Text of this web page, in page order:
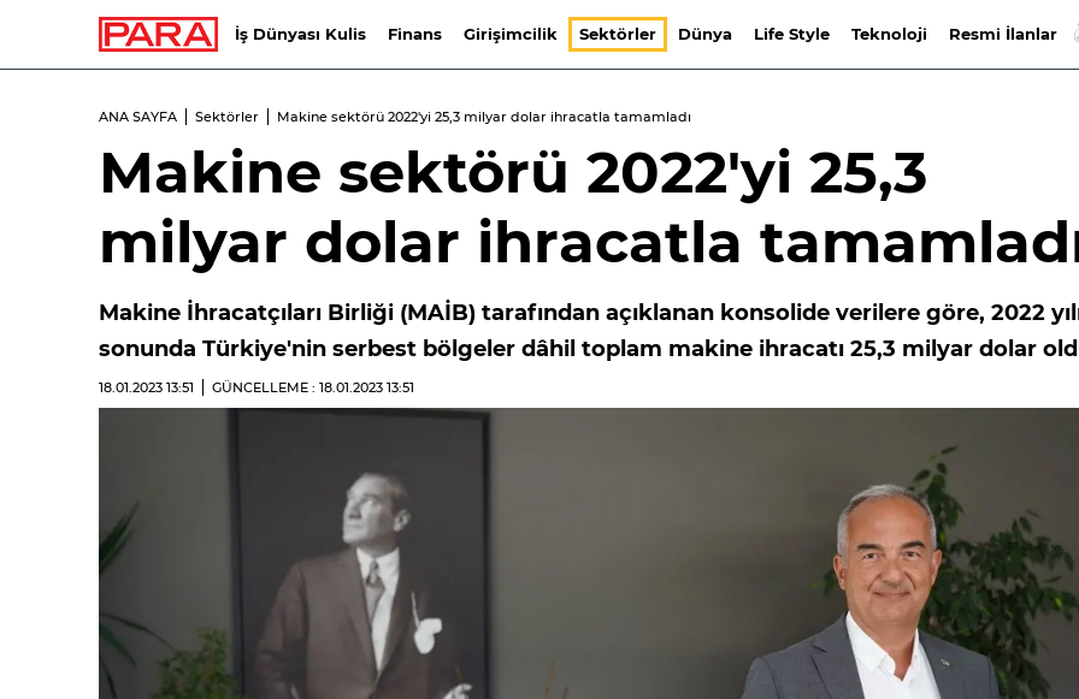
İş Dünyası Kulis Finans Girişimcilik Sektörler Dünya Life Style Teknoloji Resmi İlanlar
ANA SAYFA Sektörler Makine sektörü 2022'yi 25,3 milyar dolar ihracatla tamamladı
Makine sektörü 2022'yi 25,3
milyar dolar ihracatla
Makine İhracatçıları Birliği (MAİB) tarafından açıklanan konsolide verilere göre, 2022
sonunda Türkiye'nin serbest bölgeler dâhil toplam makine ihracatı 25,3 milyar dolar
18.01.2023 13:51 GÜNCELLEME : 18.01.2023 13:51